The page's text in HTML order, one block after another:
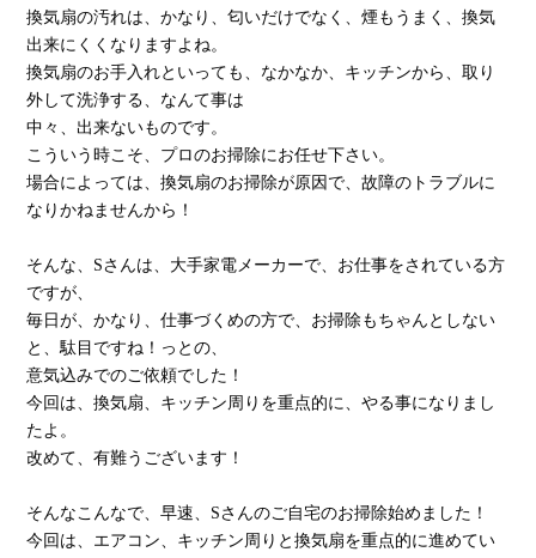
換気扇の汚れは、かなり、匂いだけでなく、煙もうまく、換気
出来にくくなりますよね。
換気扇のお手入れといっても、なかなか、キッチンから、取り
外して洗浄する、なんて事は
中々、出来ないものです。
こういう時こそ、プロのお掃除にお任せ下さい。
場合によっては、換気扇のお掃除が原因で、故障のトラブルに
なりかねませんから！
そんな、Sさんは、大手家電メーカーで、お仕事をされている方
ですが、
毎日が、かなり、仕事づくめの方で、お掃除もちゃんとしない
と、駄目ですね！っとの、
意気込みでのご依頼でした！
今回は、換気扇、キッチン周りを重点的に、やる事になりまし
たよ。
改めて、有難うございます！
そんなこんなで、早速、Sさんのご自宅のお掃除始めました！
今回は、エアコン、キッチン周りと換気扇を重点的に進めてい